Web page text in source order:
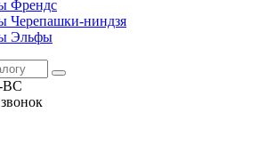
Френдс
Черепашки-ниндзя
Эльфы
ВС